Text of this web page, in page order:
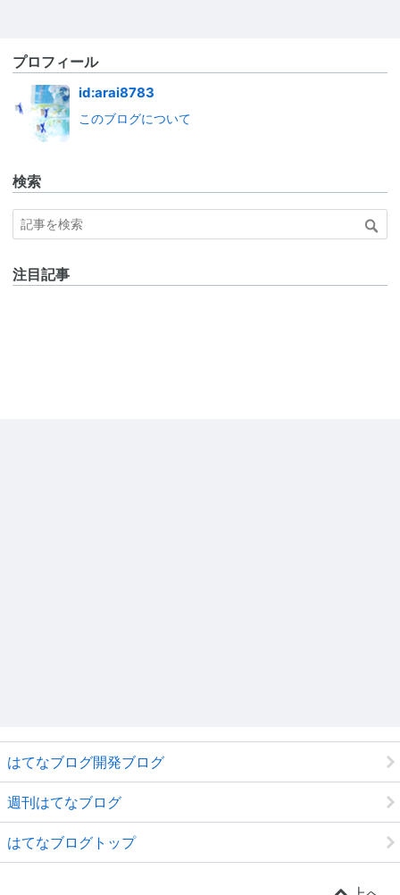
プロフィール
id:arai8783
このブログについて
検索
注目記事
はてなブログ開発ブログ
週刊はてなブログ
はてなブログトップ